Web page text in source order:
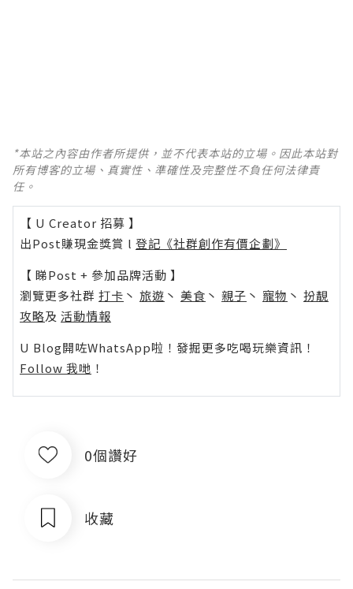
*本站之內容由作者所提供，並不代表本站的立場。因此本站對
所有博客的立場、真實性、準確性及完整性不負任何法律責
任。
【 U Creator 招募 】
出Post賺現金獎賞 l 登記《社群創作有價企劃》
【 睇Post + 參加品牌活動 】
瀏覽更多社群 打卡 丶 旅遊 丶 美食 丶 親子 丶 寵物 丶 扮靚
攻略及 活動情報
U Blog開咗WhatsApp啦！發掘更多吃喝玩樂資訊！
Follow 我哋 ！
0個讚好
收藏